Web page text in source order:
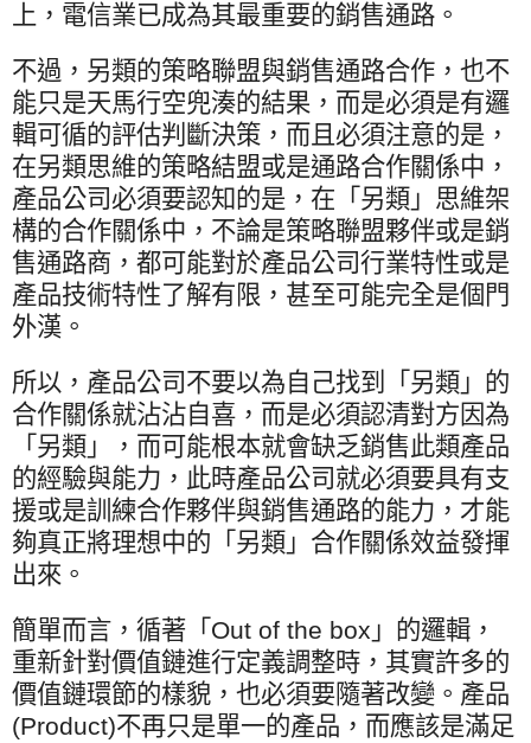
上，電信業已成為其最重要的銷售通路。
不過，另類的策略聯盟與銷售通路合作，也不
能只是天馬行空兜湊的結果，而是必須是有邏
輯可循的評估判斷決策，而且必須注意的是，
在另類思維的策略結盟或是通路合作關係中，
產品公司必須要認知的是，在「另類」思維架
構的合作關係中，不論是策略聯盟夥伴或是銷
售通路商，都可能對於產品公司行業特性或是
產品技術特性了解有限，甚至可能完全是個門
外漢。
所以，產品公司不要以為自己找到「另類」的
合作關係就沾沾自喜，而是必須認清對方因為
「另類」，而可能根本就會缺乏銷售此類產品
的經驗與能力，此時產品公司就必須要具有支
援或是訓練合作夥伴與銷售通路的能力，才能
夠真正將理想中的「另類」合作關係效益發揮
出來。
簡單而言，循著「 Out of the box 」的邏輯，
重新針對價值鏈進行定義調整時，其實許多的
價值鏈環節的樣貌，也必須要隨著改變。產品
(Product)不再只是單一的產品，而應該是滿足